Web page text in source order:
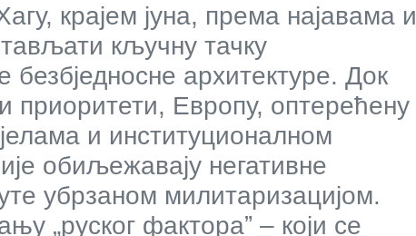
крајем јуна, према најавама и
кључну тачку
архитектуре. Док
Европу, оптерећену
и институционалном
обиљежавају негативне
убрзаном милитаризацијом.
„руског фактораˮ – који се